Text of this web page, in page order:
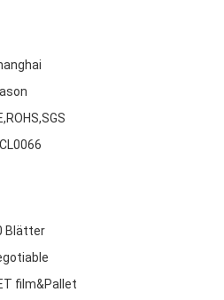
Blätter
film&Pallet